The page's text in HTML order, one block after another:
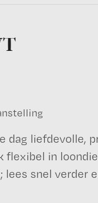
dag liefdevolle,
flexibel in
lees snel verder